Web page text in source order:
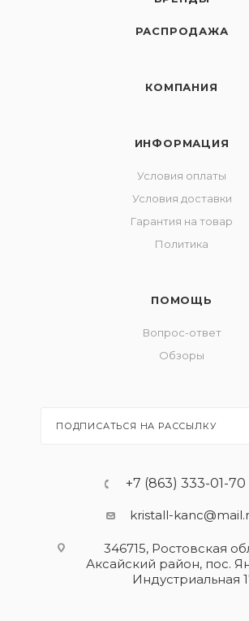
РАСПРОДАЖА
КОМПАНИЯ
ИНФОРМАЦИЯ
Условия оплаты
Условия доставки
Гарантия на товар
Политика
ПОМОЩЬ
Вопрос-ответ
Обзоры
ПОДПИСАТЬСЯ НА РАССЫЛКУ
+7 (863) 333-01-70
kristall-
346715, Ростовская
Аксайский район, пос.
Индустриальная